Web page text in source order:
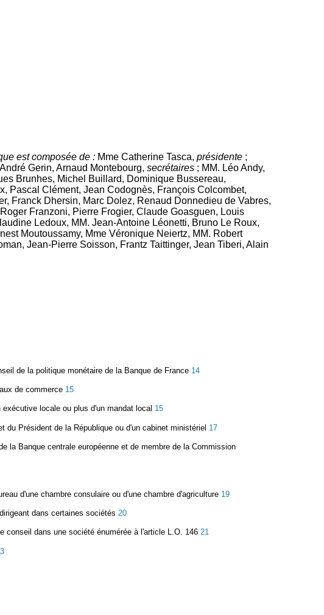
est composée de :Mme Catherine Tasca, présidente ;
Gerin, Arnaud Montebourg, secrétaires; MM. Léo Andy,
Brunhes, Michel Buillard, Dominique Bussereau,
Pascal Clément, Jean Codognès, François Colcombet,
Franck Dhersin, Marc Dolez, Renaud Donnedieu de Vabres,
Franzoni, Pierre Frogier, Claude Goasguen, Louis
Ledoux, MM. Jean-Antoine Léonetti, Bruno Le Roux,
Moutoussamy, Mme Véronique Neiertz, MM. Robert
Jean-Pierre Soisson, Frantz Taittinger, Jean Tiberi, Alain
de la politique monétaire de la Banque de France 14
de commerce 15
locale ou plus d'un mandat local 15
Président de la République ou d'un cabinet ministériel 17
la Banque centrale européenne et de membre de la Commission
d'une chambre consulaire ou d'une chambre d'agriculture 19
dans certaines sociétés 20
dans une société énumérée à l'article L.O. 146 21